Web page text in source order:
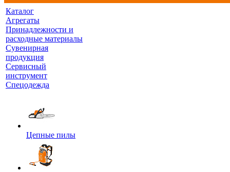
Каталог
Агрегаты
Принадлежности и
расходные материалы
Сувенирная
продукция
Сервисный
инструмент
Спецодежда
Цепные пилы